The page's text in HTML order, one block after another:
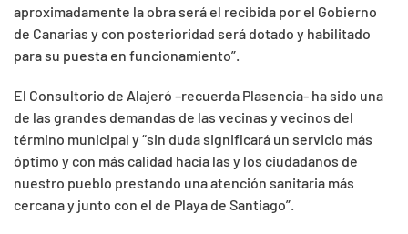
aproximadamente la obra será el recibida por el Gobierno
de Canarias y con posterioridad será dotado y habilitado
para su puesta en funcionamiento”.
El Consultorio de Alajeró –recuerda Plasencia- ha sido una
de las grandes demandas de las vecinas y vecinos del
término municipal y “sin duda significará un servicio más
óptimo y con más calidad hacia las y los ciudadanos de
nuestro pueblo prestando una atención sanitaria más
cercana y junto con el de Playa de Santiago”.